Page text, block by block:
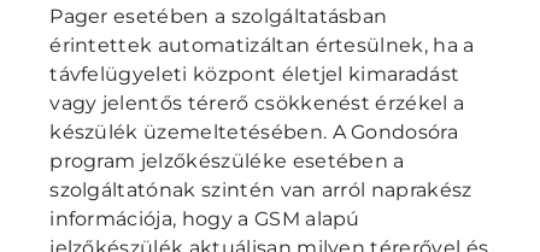
Pager esetében a szolgáltatásban
érintettek automatizáltan értesülnek, ha a
távfelügyeleti központ életjel kimaradást
vagy jelentős térerő csökkenést érzékel a
készülék üzemeltetésében. A Gondosóra
program jelzőkészüléke esetében a
szolgáltatónak szintén van arról naprakész
információja, hogy a GSM alapú
jelzőkészülék aktuálisan milyen térerővel és